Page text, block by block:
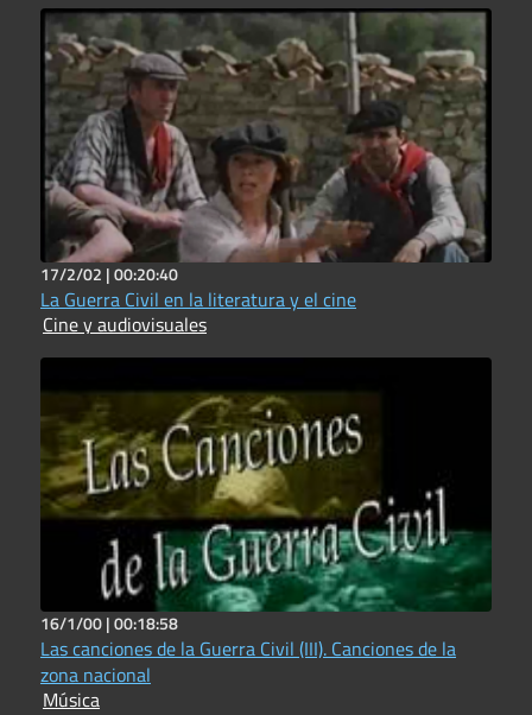
17/2/02 |00:20:40
La Guerra Civil en la literatura y el cine
Cine y audiovisuales
16/1/00 |00:18:58
Las canciones de la Guerra Civil (III). Canciones de la
zona nacional
Música